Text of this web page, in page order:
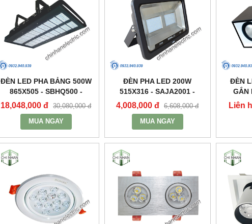
ĐÈN LED PHA BẢNG 500W
865X505 - SBHQ500 -
DUHAL
18,048,000 đ 30,080,000 đ
MUA NGAY
ĐÈN PHA LED 200W
515X316 - SAJA2001 -
DUHAL
4,008,000 đ 6,608,000 đ
MUA NGAY
ĐÈN
GẮN
2X30W
Liên